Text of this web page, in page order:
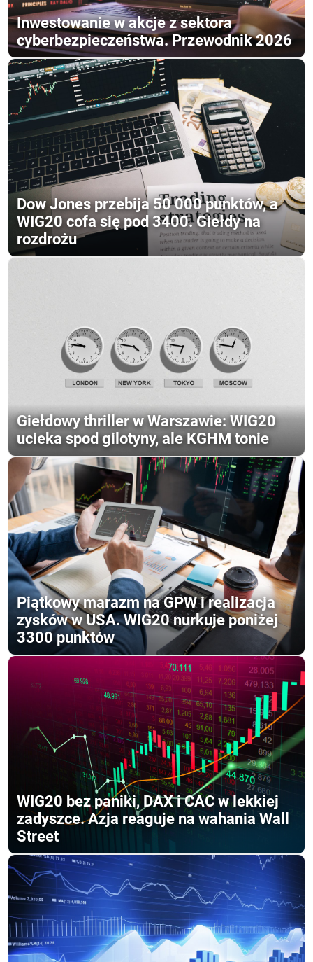
Inwestowanie w akcje z sektora
cyberbezpieczeństwa. Przewodnik 2026
Dow Jones przebija 50 000 punktów, a
WIG20 cofa się pod 3400. Giełdy na
rozdrożu
Giełdowy thriller w Warszawie: WIG20
ucieka spod gilotyny, ale KGHM tonie
Piątkowy marazm na GPW i realizacja
zysków w USA. WIG20 nurkuje poniżej
3300 punktów
WIG20 bez paniki, DAX i CAC w lekkiej
zadyszce. Azja reaguje na wahania Wall
Street